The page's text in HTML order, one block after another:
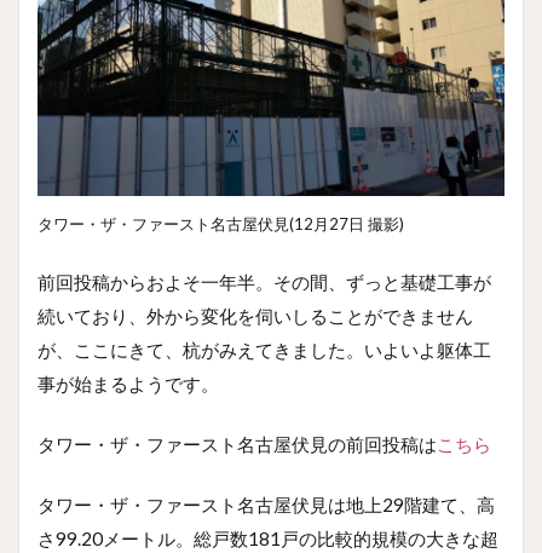
タワー・ザ・ファースト名古屋伏見(12月27日 撮影)
前回投稿からおよそ一年半。その間、ずっと基礎工事が
続いており、外から変化を伺いしることができません
が、ここにきて、杭がみえてきました。いよいよ躯体工
事が始まるようです。
タワー・ザ・ファースト名古屋伏見の前回投稿はこちら
タワー・ザ・ファースト名古屋伏見は地上29階建て、高
さ99.20メートル。総戸数181戸の比較的規模の大きな超